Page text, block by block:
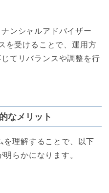
ンシャルアドバイザー
を受けることで、運用方
てリバランスや調整を行
なメリット
を理解することで、以下
らかになります。